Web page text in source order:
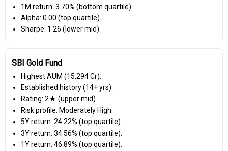
1M return: 3.70% (bottom quartile).
Alpha: 0.00 (top quartile).
Sharpe: 1.26 (lower mid).
SBI Gold Fund
Highest AUM (₹15,294 Cr).
Established history (14+ yrs).
Rating: 2★ (upper mid).
Risk profile: Moderately High.
5Y return: 24.22% (top quartile).
3Y return: 34.56% (top quartile).
1Y return: 46.89% (top quartile).